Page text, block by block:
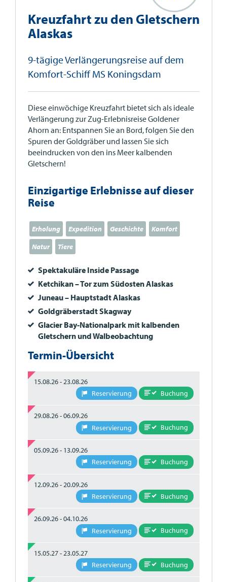
Kreuzfahrt zu den Gletschern
Alaskas
9-tägige Verlängerungsreise auf dem
Komfort-Schiff MS Koningsdam
Diese einwöchige Kreuzfahrt bietet sich als ideale
Verlängerung zur Zug-Erlebnisreise Goldener
Ahorn an: Entspannen Sie an Bord, folgen Sie den
Spuren der Goldgräber und lassen Sie sich
beeindrucken von den ins Meer kalbenden
Gletschern!
Einzigartige Erlebnisse auf dieser
Reise
Erholung Expedition Geschichte
Komfort
Natur
Tiere
Spektakuläre Inside Passage
Ketchikan – Tor zum Südosten Alaskas
Juneau – Hauptstadt Alaskas
Goldgräberstadt Skagway
Glacier Bay-Nationalpark mit kalbenden
Gletschern und Walbeobachtung
Termin-Übersicht
15.08.26 - 23.08.26
Reservierung
Buchung
29.08.26 - 06.09.26
Reservierung
Buchung
05.09.26 - 13.09.26
Reservierung
Buchung
12.09.26 - 20.09.26
Reservierung
Buchung
26.09.26 - 04.10.26
Reservierung
Buchung
15.05.27 - 23.05.27
Reservierung
Buchung